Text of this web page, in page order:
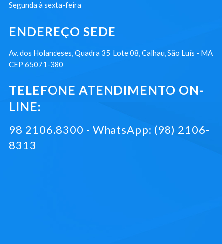
Segunda à sexta-feira
ENDEREÇO SEDE
Av. dos Holandeses, Quadra 35, Lote 08, Calhau, São Luís - MA
CEP 65071-380
TELEFONE ATENDIMENTO ON-
LINE:
98 2106.8300 - WhatsApp: (98) 2106-
8313